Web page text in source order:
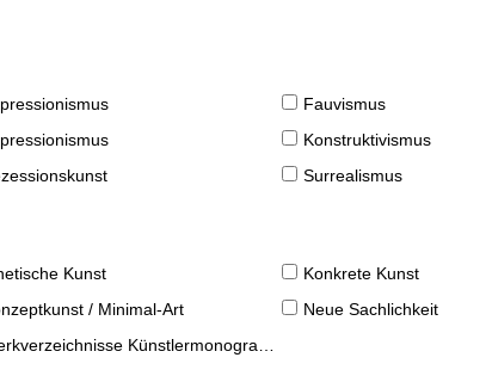
Fauvismus
Konstruktivismus
Surrealismus
Kunst Konkrete Kunst
/ Minimal-Art Neue Sachlichkeit
Künstlermonographien